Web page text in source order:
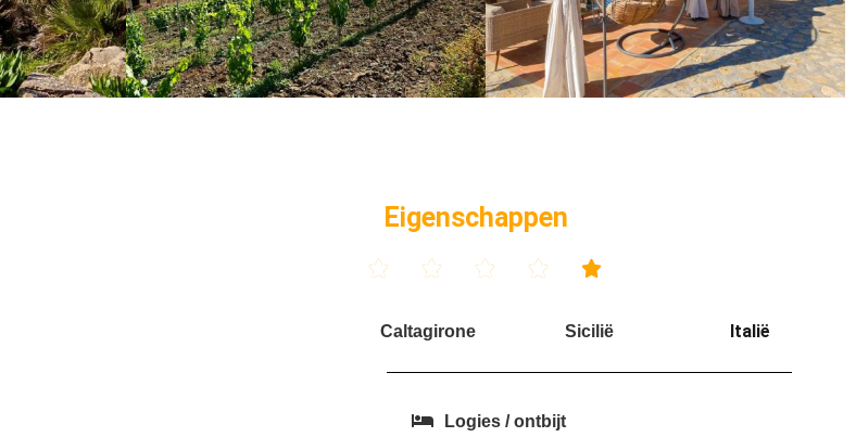
Eigenschappen
    
Caltagirone Sicilië Italië
Logies / ontbijt